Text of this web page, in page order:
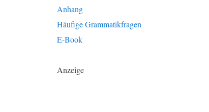
Anhang
Häufige Grammatikfragen
E-Book
Anzeige